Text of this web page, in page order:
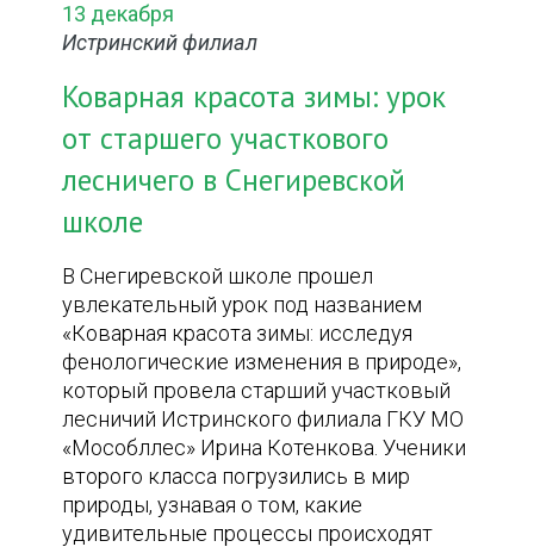
13 декабря
Истринский филиал
Коварная красота зимы: урок
от старшего участкового
лесничего в Снегиревской
школе
В Снегиревской школе прошел
увлекательный урок под названием
«Коварная красота зимы: исследуя
фенологические изменения в природе»,
который провела старший участковый
лесничий Истринского филиала ГКУ МО
«Мособллес» Ирина Котенкова. Ученики
второго класса погрузились в мир
природы, узнавая о том, какие
удивительные процессы происходят